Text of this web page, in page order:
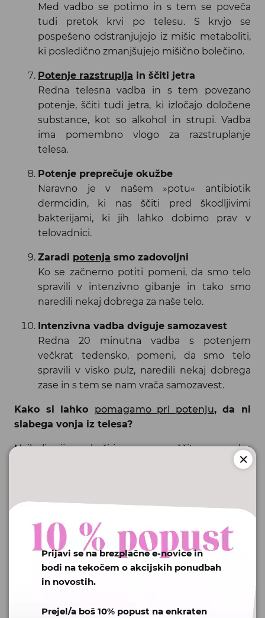
Med vadbo se potimo in s tem se poveča
tudi pretok krvi po telesu. S krvjo se
pospešeno odstranjujejo iz mišic metaboliti,
ki posledično zmanjšujejo mišično bolečino.
Potenje razstruplja in ščiti jetra
Redna telesna vadba in s tem povezano
potenje, ščiti tudi jetra, ki izločajo določene
substance, kot so alkohol in strupi. Vadba
ima pomembno vlogo za razstruplanje
telesa.
Potenje preprečuje okužbe
Naravno je v našem »potu« antibiotik
dermcidin, ki nas ščiti pred škodljivimi
bakterijami, ki jih lahko dobimo prav v
telovadnici.
Zaradi potenja smo zadovoljni
Ko se začnemo potiti pomeni, da smo telo
spravili v intenzivno gibanje in tako smo
naredili nekaj dobrega za naše telo.
Intenzivna vadba dviguje samozavest
Redna 20 minutna vadba s potenjem
večkrat tedensko, pomeni, da smo telo
spravili v visko pulz, naredili nekaj dobrega
zase in s tem se nam vrača samozavest.
Kako si lahko pomagamo pri potenju, da ni
slabega vonja iz telesa?
Najbolj prijazna koži je naravna zaščita z uporabo
naravnega deodoranta. To so preverjeni
Pripravljeni so iz naravnih sestavin.
ekoloških sestavin.
Ne vsebujejo alkohola, so brez aluminijevih soli.
Imajo 24-urno delovanje.
Ne zavirajo naravnega procesa potenja.
Naravni deodorantidokazujejo svojo kvaliteto s
Prijavi se na brezplačne e-novice in
bodi na tekočem o akcijskih ponudbah
in novostih.
Prejel/a boš 10% popust na enkraten